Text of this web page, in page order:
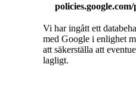
Vi har ingått ett
med Google i enlighet
att säkerställa att
lagligt.